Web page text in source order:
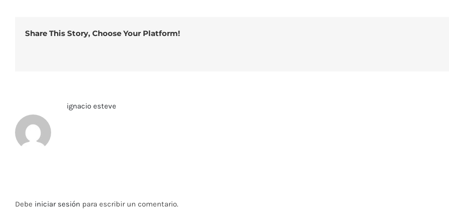
Share This Story, Choose Your Platform!
ignacio esteve
Debe iniciar sesión para escribir un comentario.